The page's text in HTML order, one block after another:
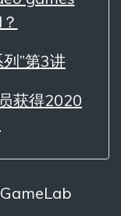
”第3讲
获得2020